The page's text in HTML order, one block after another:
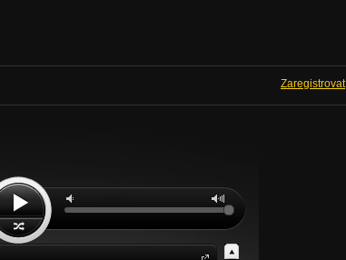
Zaregistrovat